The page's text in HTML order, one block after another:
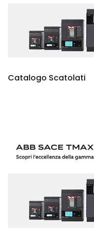
Catalogo Scatolati